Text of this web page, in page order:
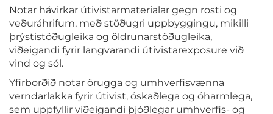
Notar hávirkar útivistarmaterialar gegn rosti og
veðuráhrifum, með stöðugri uppbyggingu, mikilli
þrýstistöðugleika og öldrunarstöðugleika,
viðeigandi fyrir langvarandi útivistarexposure við
vind og sól.
Yfirborðið notar örugga og umhverfisvænna
verndarlakka fyrir útivist, óskaðlega og óharmlega,
sem uppfyllir viðeigandi þjóðlegar umhverfis- og